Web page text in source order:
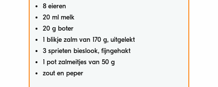
8 eieren
20 ml melk
20 g boter
1 blikje zalm van 170 g, uitgelekt
3 sprieten bieslook, fijngehakt
1 pot zalmeitjes van 50 g
zout en peper